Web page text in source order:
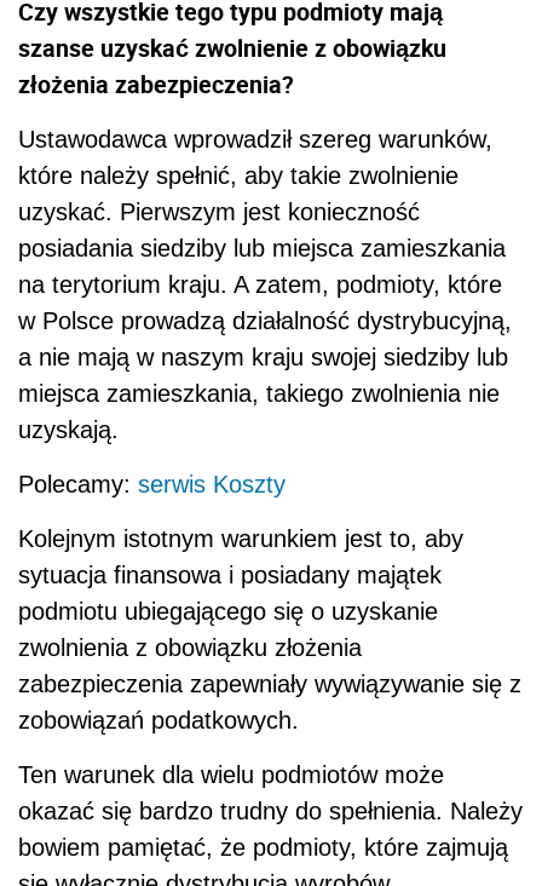
Czy wszystkie tego typu podmioty mają
szanse uzyskać zwolnienie z obowiązku
złożenia zabezpieczenia?
Ustawodawca wprowadził szereg warunków,
które należy spełnić, aby takie zwolnienie
uzyskać. Pierwszym jest konieczność
posiadania siedziby lub miejsca zamieszkania
na terytorium kraju. A zatem, podmioty, które
w Polsce prowadzą działalność dystrybucyjną,
a nie mają w naszym kraju swojej siedziby lub
miejsca zamieszkania, takiego zwolnienia nie
uzyskają.
Polecamy: serwis Koszty
Kolejnym istotnym warunkiem jest to, aby
sytuacja finansowa i posiadany majątek
podmiotu ubiegającego się o uzyskanie
zwolnienia z obowiązku złożenia
zabezpieczenia zapewniały wywiązywanie się z
zobowiązań podatkowych.
Ten warunek dla wielu podmiotów może
okazać się bardzo trudny do spełnienia. Należy
bowiem pamiętać, że podmioty, które zajmują